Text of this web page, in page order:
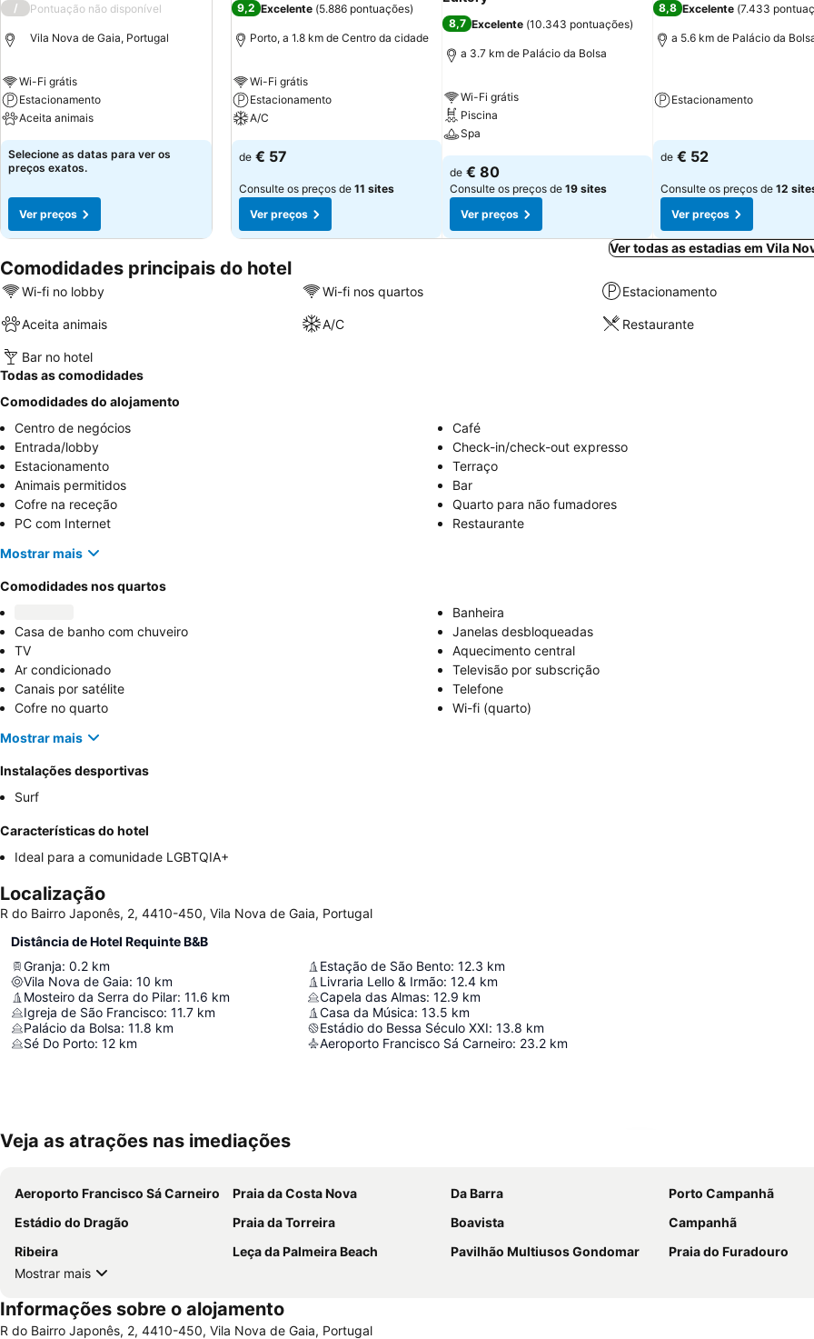
/ Pontuação não disponível
Vila Nova de Gaia, Portugal
Wi-Fi grátis
Estacionamento
Aceita animais
Selecione as datas para ver os
preços exatos.
Ver preços
9,2 Excelente (5.886 pontuações)
Porto, a 1.8 km de Centro da cidade
Wi-Fi grátis
Estacionamento
A/C
de € 57
Consulte os preços de 11 sites
Ver preços
8,7 Excelente (10.343 pontuações)
a 3.7 km de Palácio da Bolsa
Wi-Fi grátis
Piscina
Spa
de € 80
Consulte os preços de 19 sites
Ver preços
8,8 Excelente (7.433
a 5.6 km de Palácio da
Estacionamento
de € 52
Consulte os preços de 12
Ver preços
Ver todas as estadias em Vila
Comodidades principais do hotel
Wi-fi no lobby Wi-fi nos quartos Estacionamento
Aceita animais A/C Restaurante
Bar no hotel
Todas as comodidades
Comodidades do alojamento
Centro de negócios
Café
Entrada/lobby
Check-in/check-out expresso
Estacionamento
Terraço
Animais permitidos
Bar
Cofre na receção
Quarto para não fumadores
PC com Internet
Restaurante
Mostrar mais
Comodidades nos quartos
Banheira
Casa de banho com chuveiro
Janelas desbloqueadas
TV
Aquecimento central
Ar condicionado
Televisão por subscrição
Canais por satélite
Telefone
Cofre no quarto
Wi-fi (quarto)
Mostrar mais
Instalações desportivas
Surf
Características do hotel
Ideal para a comunidade LGBTQIA+
Localização
R do Bairro Japonês, 2, 4410-450, Vila Nova de Gaia, Portugal
Distância de Hotel Requinte B&B
Granja: 0.2 km
Vila Nova de Gaia: 10 km
Mosteiro da Serra do Pilar: 11.6 km
Igreja de São Francisco: 11.7 km
Palácio da Bolsa: 11.8 km
Sé Do Porto: 12 km
Estação de São Bento: 12.3 km
Livraria Lello & Irmão: 12.4 km
Capela das Almas: 12.9 km
Casa da Música: 13.5 km
Estádio do Bessa Século XXI: 13.8 km
Aeroporto Francisco Sá Carneiro: 23.2 km
Veja as atrações nas imediações
Aeroporto Francisco Sá Carneiro Praia da Costa Nova Da Barra
Porto Campanhã
Estádio do Dragão
Praia da Torreira Boavista
Campanhã
Ribeira
Leça da Palmeira Beach Pavilhão Multiusos Gondomar
Praia do Furadouro
Mostrar mais
Informações sobre o alojamento
R do Bairro Japonês, 2, 4410-450, Vila Nova de Gaia, Portugal